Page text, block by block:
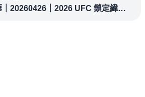
20260426｜2026 UFC 鎖定緯